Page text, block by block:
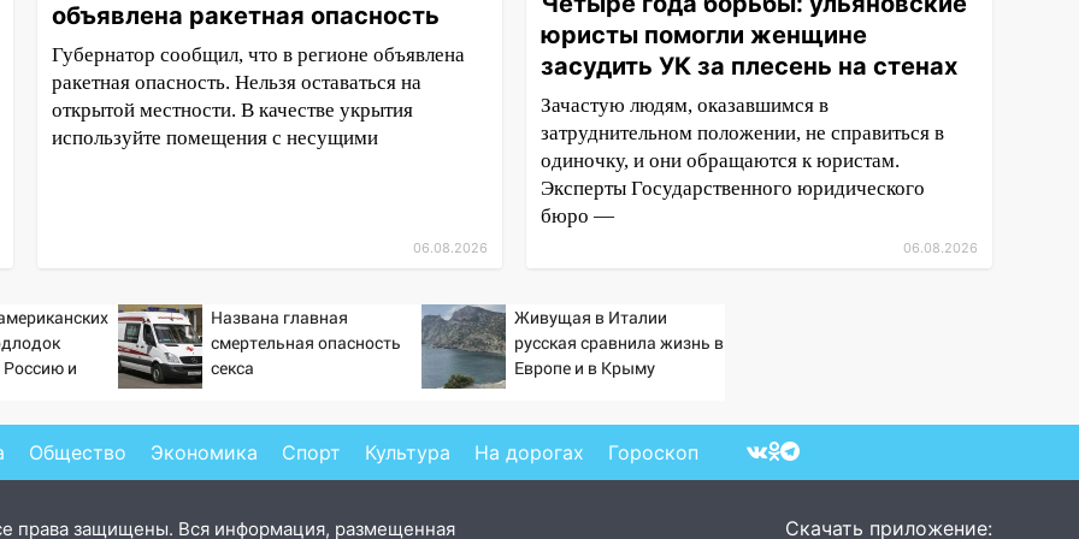
объявлена ракетная опасность
Губернатор сообщил, что в регионе объявлена
ракетная опасность. Нельзя оставаться на
открытой местности. В качестве укрытия
используйте помещения с несущими
06.08.2026
юристы помогли женщине
засудить УК за плесень на стенах
Зачастую людям, оказавшимся в
затруднительном положении, не справиться в
одиночку, и они обращаются к юристам.
Эксперты Государственного юридического
бюро —
06.08.2026
Россию и
Названа главная
смертельная опасность
секса
Живущая в Италии
русская сравнила жизнь в
Европе и в Крыму
Общество Экономика Спорт Культура На дорогах Гороскоп
права защищены. Вся информация, размещенная Скачать приложение: